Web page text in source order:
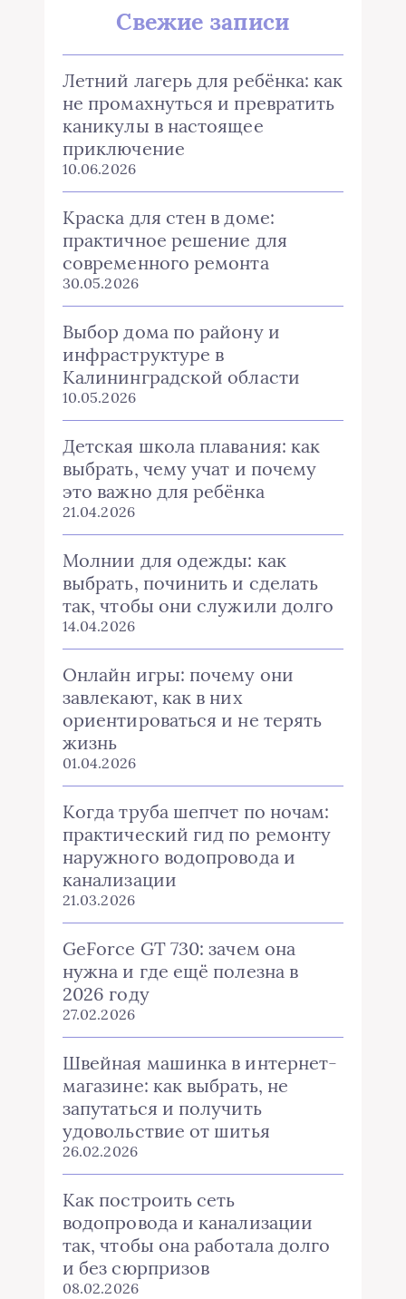
Свежие записи
Летний лагерь для ребёнка: как
не промахнуться и превратить
каникулы в настоящее
приключение
10.06.2026
Краска для стен в доме:
практичное решение для
современного ремонта
30.05.2026
Выбор дома по району и
инфраструктуре в
Калининградской области
10.05.2026
Детская школа плавания: как
выбрать, чему учат и почему
это важно для ребёнка
21.04.2026
Молнии для одежды: как
выбрать, починить и сделать
так, чтобы они служили долго
14.04.2026
Онлайн игры: почему они
завлекают, как в них
ориентироваться и не терять
жизнь
01.04.2026
Когда труба шепчет по ночам:
практический гид по ремонту
наружного водопровода и
канализации
21.03.2026
GeForce GT 730: зачем она
нужна и где ещё полезна в
2026 году
27.02.2026
Швейная машинка в интернет-
магазине: как выбрать, не
запутаться и получить
удовольствие от шитья
26.02.2026
Как построить сеть
водопровода и канализации
так, чтобы она работала долго
и без сюрпризов
08.02.2026